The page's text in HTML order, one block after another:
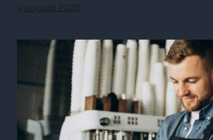
9 augusti 2026